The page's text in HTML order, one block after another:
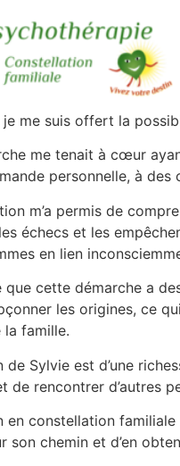
je me suis offert la
me tenait à cœur
personnelle, à des
m’a permis de
échecs et les
en lien
que cette démarche a
les origines, ce
la famille.
Sylvie est d’une
de rencontrer d’autres
en constellation
son chemin et d’en